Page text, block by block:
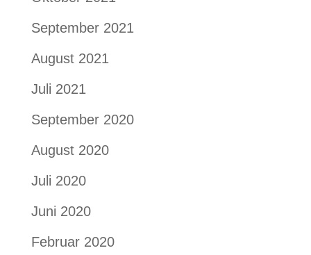
September 2021
August 2021
Juli 2021
September 2020
August 2020
Juli 2020
Juni 2020
Februar 2020